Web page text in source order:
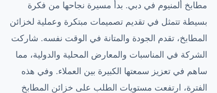
مطابخ ألمنيوم في دبي. بدأ مسيرة نجاحها من فكرة
بسيطة تتمثل في تقديم تصميمات مبتكرة وعملية لخزائن
المطابخ، تقدم الجودة والمتانة في الوقت نفسه. شاركت
الشركة في المناسبات والمعارض المحلية والدولية، مما
ساهم في تعزيز سمعتها الكبيرة بين العملاء. وفي هذه
الفترة، ارتفعت مستويات الطلب على خزائن المطابخ